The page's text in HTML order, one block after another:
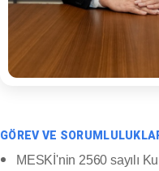
GÖREV VE
MESKİ'nin 2560 sayılı